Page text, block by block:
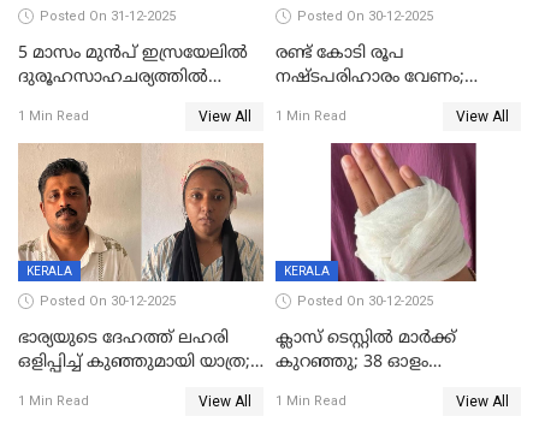
Posted On 31-12-2025
5 മാസം മുൻപ് ഇസ്രയേലിൽ
ദുരൂഹസാഹചര്യത്തിൽ
മലയാളി യുവാവിന്റെ ഭാര്യയും
മരിച്ചു
1 Min Read View All
Posted On 30-12-2025
രണ്ട് കോടി രൂപ
നഷ്ടപരിഹാരം വേണം;
നോട്ടീസയച്ച് ഉമാ തോമസ്
1 Min Read View All
KERALA
Posted On 30-12-2025
ഭാര്യയുടെ ദേഹത്ത് ലഹരി
ഒളിപ്പിച്ച് കുഞ്ഞുമായി യാത്ര;
പിടികൂടി പൊലീസ്
1 Min Read View All
KERALA
Posted On 30-12-2025
ക്ലാസ് ടെസ്റ്റിൽ മാർക്ക്
കുറഞ്ഞു; 38 ഓളം
സെന്ററിലെ അധ്യാപകന്‍
1 Min Read View All